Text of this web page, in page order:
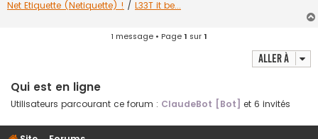
Net Etiquette (Netiquette) ! / L33T it be...
1 message • Page1 sur1
Aller à
Qui est en ligne
Utilisateurs parcourant ce forum : ClaudeBot [Bot] et 6 invités